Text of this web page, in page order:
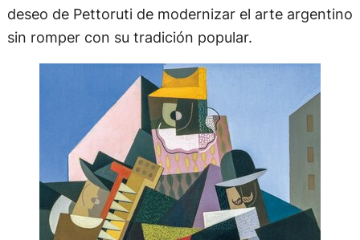
deseo de Pettoruti de modernizar el arte argentino
sin romper con su tradición popular.